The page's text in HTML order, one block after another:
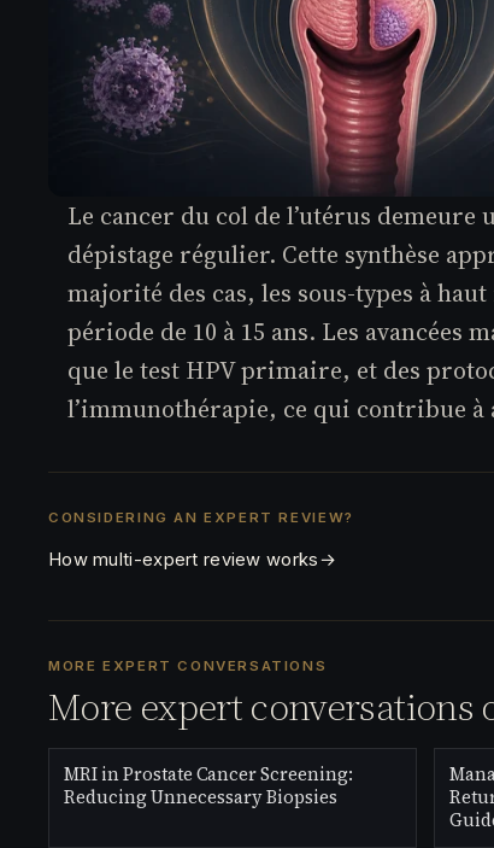
Le cancer du col de l’utérus
dépistage régulier. Cette synthèse
majorité des cas, les sous-types à
période de 10 à 15 ans. Les avancées
que le test HPV primaire, et des
l’immunothérapie, ce qui contribue
CONSIDERING AN EXPERT REVIEW?
How multi-expert review works→
MORE EXPERT CONVERSATIONS
More expert conversations
MRI in Prostate Cancer Screening:
Reducing Unnecessary Biopsies